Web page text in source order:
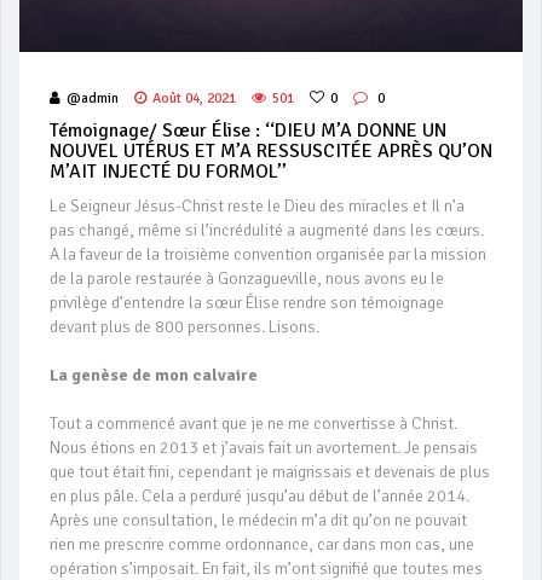
@admin Août 04, 2021 501 0 0
Témoignage/ Sœur Élise : ‘‘DIEU M’A DONNE UN
NOUVEL UTÉRUS ET M’A RESSUSCITÉE APRÈS QU’ON
M’AIT INJECTÉ DU FORMOL’’
Le Seigneur Jésus-Christ reste le Dieu des miracles et Il n’a
pas changé, même si l’incrédulité a augmenté dans les cœurs.
A la faveur de la troisième convention organisée par la mission
de la parole restaurée à Gonzagueville, nous avons eu le
privilège d’entendre la sœur Élise rendre son témoignage
devant plus de 800 personnes. Lisons.
La genèse de mon calvaire
Tout a commencé avant que je ne me convertisse à Christ.
Nous étions en 2013 et j’avais fait un avortement. Je pensais
que tout était fini, cependant je maigrissais et devenais de plus
en plus pâle. Cela a perduré jusqu’au début de l’année 2014.
Après une consultation, le médecin m’a dit qu’on ne pouvait
rien me prescrire comme ordonnance, car dans mon cas, une
opération s’imposait. En fait, ils m’ont signifié que toutes mes